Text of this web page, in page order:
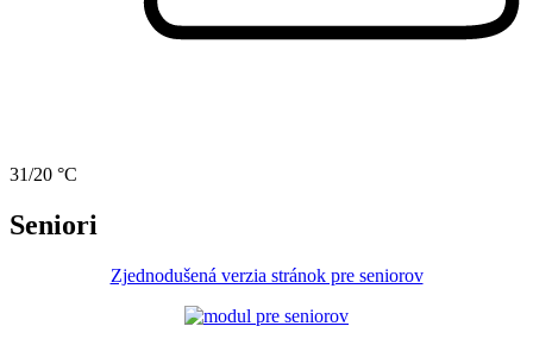
31/20 °C
Seniori
Zjednodušená verzia stránok pre seniorov